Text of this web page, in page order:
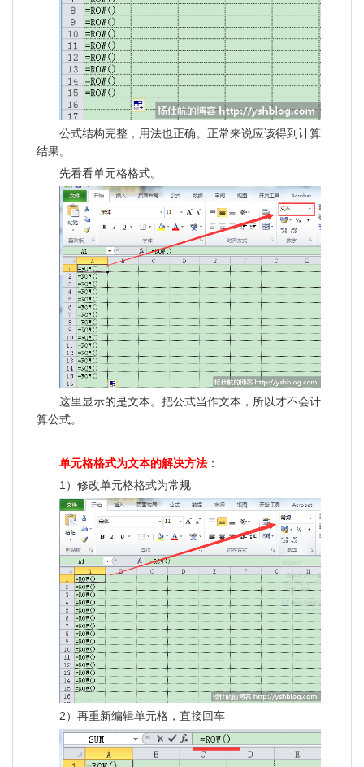
公式结构完整，用法也正确。正常来说应该得到计算
结果。
先看看单元格格式。
这里显示的是文本。把公式当作文本，所以才不会计
算公式。
单元格格式为文本的解决方法 ：
1）修改单元格格式为常规
2）再重新编辑单元格，直接回车